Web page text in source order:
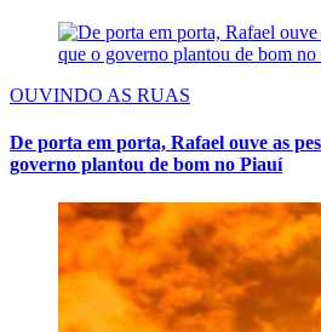
OUVINDO AS RUAS
De porta em porta, Rafael ouve as
governo plantou de bom no Piauí